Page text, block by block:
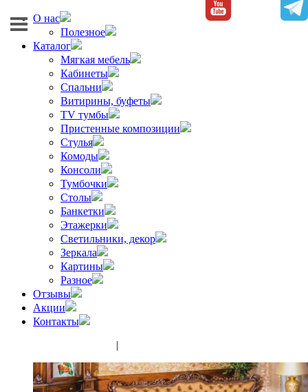
О нас
Полезное
Каталог
Мягкая мебель
Кабинеты
Спальни
Витирины, буфеты
TV тумбы
Пристенные композиции
Стулья
Комоды
Консоли
Тумбочки
Столы
Банкетки
Этажерки
Светильники, декор
Зеркала
Картины
Разное
Отзывы
Акции
Контакты
|